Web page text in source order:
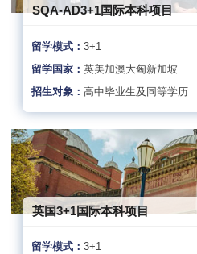
SQA-AD3+1国际本科项目
留学模式：3+1
留学国家：英美加澳大匈新加坡
招生对象：高中毕业生及同等学历
英国3+1国际本科项目
留学模式：3+1